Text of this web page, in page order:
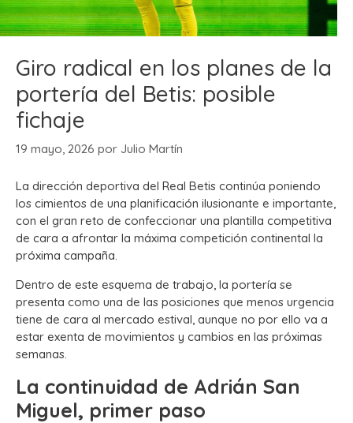
Giro radical en los planes de la
portería del Betis: posible
fichaje
19 mayo, 2026 por Julio Martín
La dirección deportiva del Real Betis continúa poniendo
los cimientos de una planificación ilusionante e importante,
con el gran reto de confeccionar una plantilla competitiva
de cara a afrontar la máxima competición continental la
próxima campaña.
Dentro de este esquema de trabajo, la portería se
presenta como una de las posiciones que menos urgencia
tiene de cara al mercado estival, aunque no por ello va a
estar exenta de movimientos y cambios en las próximas
semanas.
La continuidad de Adrián San
Miguel, primer paso